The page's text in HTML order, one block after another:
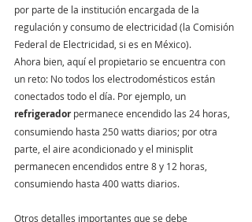
por parte de la institución encargada de la
regulación y consumo de electricidad (la Comisión
Federal de Electricidad, si es en México).
Ahora bien, aquí el propietario se encuentra con
un reto: No todos los electrodomésticos están
conectados todo el día. Por ejemplo, un
refrigerador permanece encendido las 24 horas,
consumiendo hasta 250 watts diarios; por otra
parte, el aire acondicionado y el minisplit
permanecen encendidos entre 8 y 12 horas,
consumiendo hasta 400 watts diarios.
Otros detalles importantes que se debe